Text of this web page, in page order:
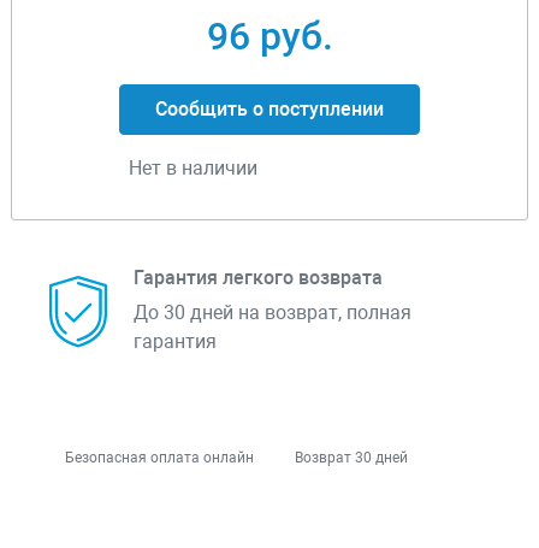
96 руб.
Сообщить о поступлении
Нет в наличии
Гарантия легкого возврата
До 30 дней на возврат, полная
гарантия
Безопасная оплата онлайн Возврат 30 дней